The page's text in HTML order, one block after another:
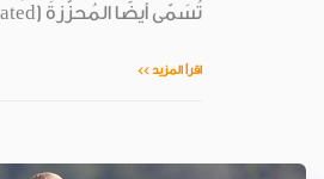
تُسَمّى أيضًا المُحزَّزةَ (striated) وتُغَطّي ع...
اقرأ المزيد >>